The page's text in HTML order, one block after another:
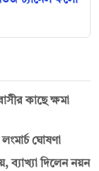
কাছে ক্ষমা
ঘোষণা
ব্যাখ্যা দিলেন নয়ন